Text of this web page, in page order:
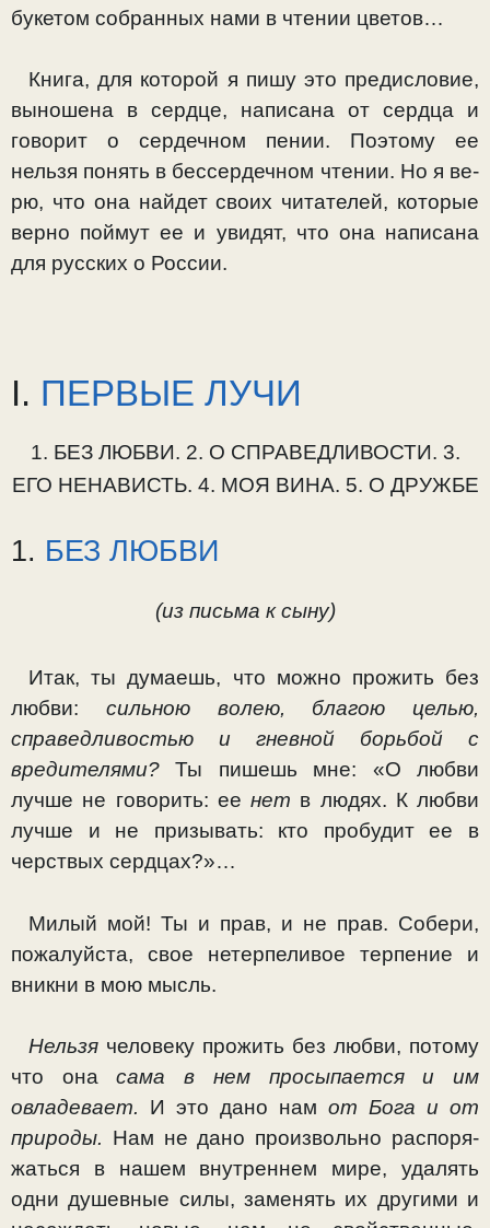
букетом соб­ранных нами в чтении цветов…
Книга, для которой я пишу это предисловие,
выношена в сердце, написана от сердца и
говорит о сердечном пении. Поэтому ее
нельзя понять в бессердечном чтении. Но я ве­
рю, что она найдет своих читателей, которые
верно поймут ее и увидят, что она написана
для русских о России.
I. ПЕРВЫЕ ЛУЧИ
1. БЕЗ ЛЮБВИ. 2. О СПРАВЕДЛИВОСТИ. 3.
ЕГО НЕНАВИСТЬ. 4. МОЯ ВИНА. 5. О ДРУЖБЕ
1. БЕЗ ЛЮБВИ
(из письма к сыну)
Итак, ты думаешь, что можно прожить без
любви: силь­ною волею, благою целью,
справедливостью и гневной борьбой с
вредителями? Ты пишешь мне: «О любви
лучше не говорить: ее нет в людях. К любви
лучше и не призывать: кто пробудит ее в
черствых сердцах?»…
Милый мой! Ты и прав, и не прав. Собери,
пожалуйста, свое нетерпеливое терпение и
вникни в мою мысль.
Нельзя человеку прожить без любви, потому
что онасама в нем просыпается и им
овладевает. И это дано нам от Бога и от
природы. Нам не дано произвольно распоря­
жаться в нашем внутреннем мире, удалять
одни душевные силы, заменять их другими и